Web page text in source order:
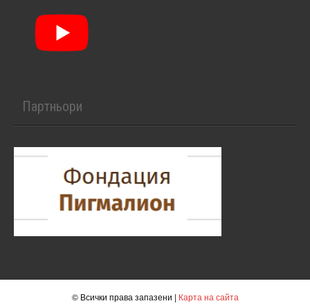
Партньори
© Всички права запазени | Карта на сайта